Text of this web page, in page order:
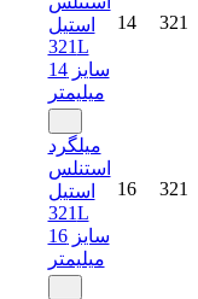
استیل
321L
سایز 14
میلیمتر
14 321
میلگرد
استنلس
استیل
321L
سایز 16
میلیمتر
16 321